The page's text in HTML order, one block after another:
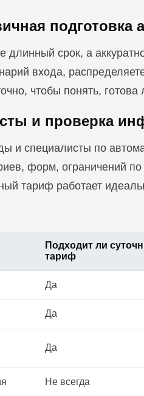
подготовка
длинный срок, а
входа,
чтобы понять,
и проверка
и специалисты по
форм, ограничений
тариф работает
Подходит ли
тариф
Да
Да
Да
Не всегда